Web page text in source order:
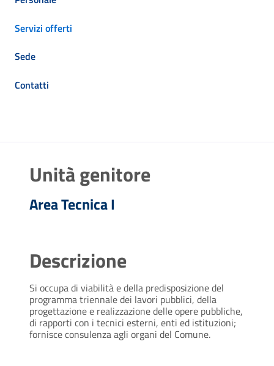
Servizi offerti
Sede
Contatti
Unità genitore
Area Tecnica I
Descrizione
Si occupa di viabilità e della predisposizione del
programma triennale dei lavori pubblici, della
progettazione e realizzazione delle opere pubbliche,
di rapporti con i tecnici esterni, enti ed istituzioni;
fornisce consulenza agli organi del Comune.